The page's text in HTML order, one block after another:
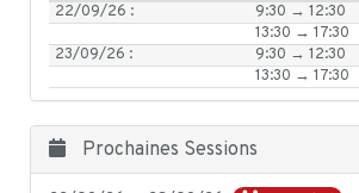
22/09/26 :
9:30 → 12:30
13:30 → 17:30
23/09/26 :
9:30 → 12:30
13:30 → 17:30
Prochaines Sessions